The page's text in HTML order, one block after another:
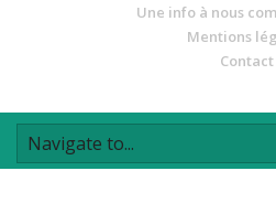
Une info à nous
Mentions
Contact